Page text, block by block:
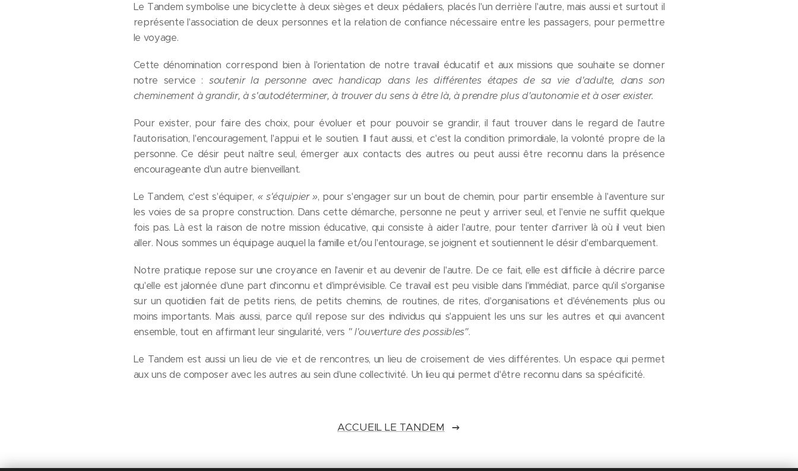
Le Tandem symbolise une bicyclette à deux sièges et deux pédaliers, placés l'un derrière l'autre, mais aussi et surtout il
représente l'association de deux personnes et la relation de confiance nécessaire entre les passagers, pour permettre
le voyage.
Cette dénomination correspond bien à l'orientation de notre travail éducatif et aux missions que souhaite se donner
notre service : soutenir la personne avec handicap dans les différentes étapes de sa vie d'adulte, dans son
cheminement à grandir, à s'autodéterminer, à trouver du sens à être là, à prendre plus d'autonomie et à oser exister.
Pour exister, pour faire des choix, pour évoluer et pour pouvoir se grandir, il faut trouver dans le regard de l'autre
l'autorisation, l'encouragement, l'appui et le soutien. Il faut aussi, et c'est la condition primordiale, la volonté propre de la
personne. Ce désir peut naître seul, émerger aux contacts des autres ou peut aussi être reconnu dans la présence
encourageante d'un autre bienveillant.
Le Tandem, c'est s'équiper, « s'équipier », pour s'engager sur un bout de chemin, pour partir ensemble à l'aventure sur
les voies de sa propre construction. Dans cette démarche, personne ne peut y arriver seul, et l'envie ne suffit quelque
fois pas. Là est la raison de notre mission éducative, qui consiste à aider l'autre, pour tenter d'arriver là où il veut bien
aller. Nous sommes un équipage auquel la famille et/ou l'entourage, se joignent et soutiennent le désir d'embarquement.
Notre pratique repose sur une croyance en l'avenir et au devenir de l'autre. De ce fait, elle est difficile à décrire parce
qu'elle est jalonnée d'une part d'inconnu et d'imprévisible. Ce travail est peu visible dans l'immédiat, parce qu'il s'organise
sur un quotidien fait de petits riens, de petits chemins, de routines, de rites, d'organisations et d'événements plus ou
moins importants. Mais aussi, parce qu'il repose sur des individus qui s'appuient les uns sur les autres et qui avancent
ensemble, tout en affirmant leur singularité, vers " l'ouverture des possibles".
Le Tandem est aussi un lieu de vie et de rencontres, un lieu de croisement de vies différentes. Un espace qui permet
aux uns de composer avec les autres au sein d'une collectivité. Un lieu qui permet d'être reconnu dans sa spécificité.
ACCUEIL LE TANDEM